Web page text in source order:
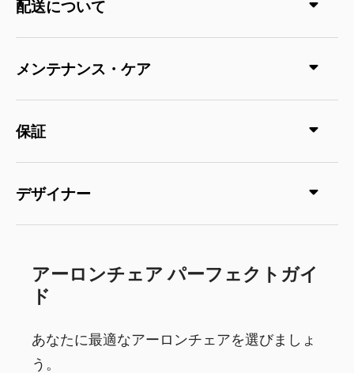
配送について
メンテナンス・ケア
保証
デザイナー
アーロンチェア パーフェクトガイ
ド
あなたに最適なアーロンチェアを選びましょ
う。